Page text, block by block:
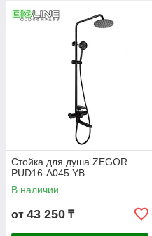
Стойка для душа ZEGOR
PUD16-A045 YB
В наличии
от 43 250 ₸